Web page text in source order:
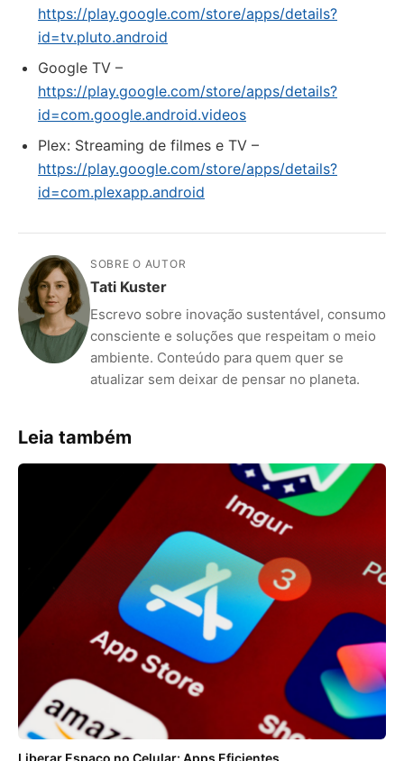
https://play.google.com/store/apps/details?
id=tv.pluto.android
Google TV –
https://play.google.com/store/apps/details?
id=com.google.android.videos
Plex: Streaming de filmes e TV –
https://play.google.com/store/apps/details?
id=com.plexapp.android
SOBRE O AUTOR
Tati Kuster
Escrevo sobre inovação sustentável, consumo
consciente e soluções que respeitam o meio
ambiente. Conteúdo para quem quer se
atualizar sem deixar de pensar no planeta.
Leia também
Liberar Espaço no Celular: Apps Eficientes